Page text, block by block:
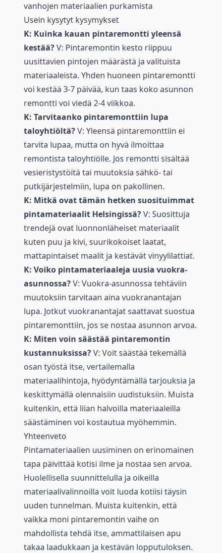
vanhojen materiaalien purkamista
Usein kysytyt kysymykset
K: Kuinka kauan pintaremontti yleensä
kestää?V: Pintaremontin kesto riippuu
uusittavien pintojen määrästä ja valituista
materiaaleista. Yhden huoneen pintaremontti
voi kestää 3-7 päivää, kun taas koko asunnon
remontti voi viedä 2-4 viikkoa.
K: Tarvitaanko pintaremonttiin lupa
taloyhtiöltä?V: Yleensä pintaremonttiin ei
tarvita lupaa, mutta on hyvä ilmoittaa
remontista taloyhtiölle. Jos remontti sisältää
vesieristystöitä tai muutoksia sähkö- tai
putkijärjestelmiin, lupa on pakollinen.
K: Mitkä ovat tämän hetken suosituimmat
pintamateriaalit Helsingissä?V: Suosittuja
trendejä ovat luonnonläheiset materiaalit
kuten puu ja kivi, suurikokoiset laatat,
mattapintaiset maalit ja kestävät vinyylilattiat.
K: Voiko pintamateriaaleja uusia vuokra-
asunnossa?V: Vuokra-asunnossa tehtäviin
muutoksiin tarvitaan aina vuokranantajan
lupa. Jotkut vuokranantajat saattavat suostua
pintaremonttiin, jos se nostaa asunnon arvoa.
K: Miten voin säästää pintaremontin
kustannuksissa?V: Voit säästää tekemällä
osan työstä itse, vertailemalla
materiaalihintoja, hyödyntämällä tarjouksia ja
keskittymällä olennaisiin uudistuksiin. Muista
kuitenkin, että liian halvoilla materiaaleilla
säästäminen voi kostautua myöhemmin.
Yhteenveto
Pintamateriaalien uusiminen on erinomainen
tapa päivittää kotisi ilme ja nostaa sen arvoa.
Huolellisella suunnittelulla ja oikeilla
materiaalivalinnoilla voit luoda kotiisi täysin
uuden tunnelman. Muista kuitenkin, että
vaikka moni pintaremontin vaihe on
mahdollista tehdä itse, ammattilaisen apu
takaa laadukkaan ja kestävän lopputuloksen.